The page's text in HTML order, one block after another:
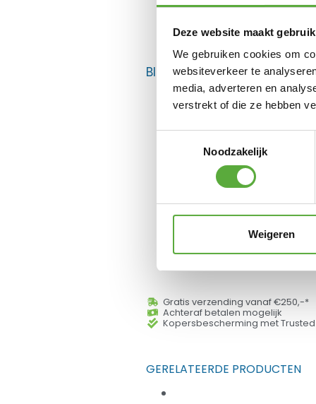
Deze website maakt
We gebruiken cookies om
websiteverkeer te
media, adverteren en
verstrekt of die ze hebben
Noodzakelijk
Weigeren
BIJPASSENDE ACCESSOIRES
Gratis verzending vanaf €250,-*
Achteraf betalen mogelijk
Kopersbescherming met Trusted
GERELATEERDE PRODUCTEN